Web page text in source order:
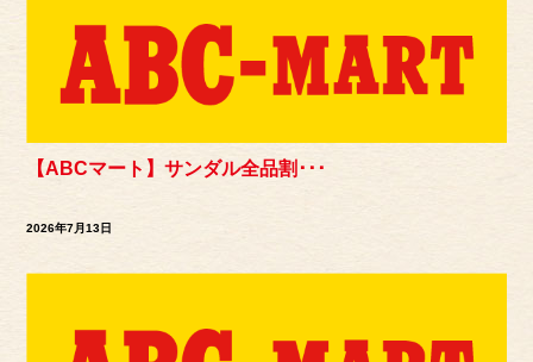
【ABCマート】サンダル全品割･･･
2026年7月13日